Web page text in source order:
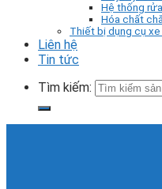
Hệ thống
Hóa chất
Thiết bị dụng cụ xe
Liên hệ
Tin tức
Tìm kiếm: